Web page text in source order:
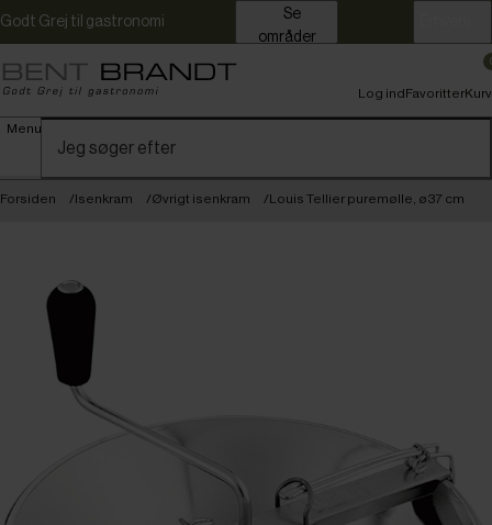
Godt Grej til gastronomi
områder
Menu
Log indFavoritterKurv
Forsiden Isenkram Øvrigt isenkram Louis Tellier puremølle, ø37 cm